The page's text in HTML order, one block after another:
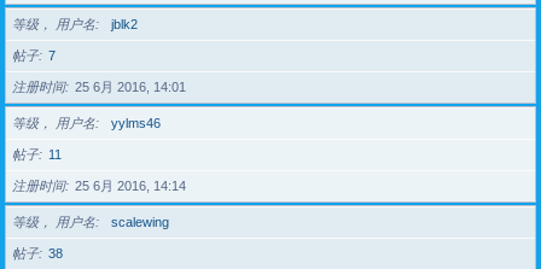
等级， 用户名 jblk2
帖子 7
注册时间 25 6月 2016, 14:01
等级， 用户名 yylms46
帖子 11
注册时间 25 6月 2016, 14:14
等级， 用户名 scalewing
帖子 38